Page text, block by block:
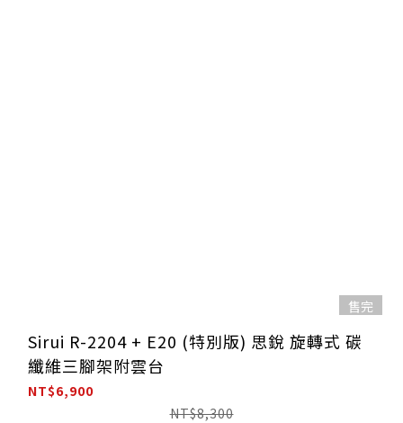
售完
Sirui R-2204 + E20 (特別版) 思銳 旋轉式 碳
纖維三腳架附雲台
NT$6,900
NT$8,300